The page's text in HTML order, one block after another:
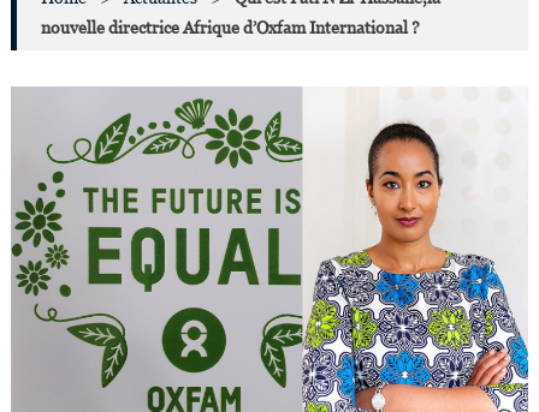
nouvelle directrice Afrique d’Oxfam International ?